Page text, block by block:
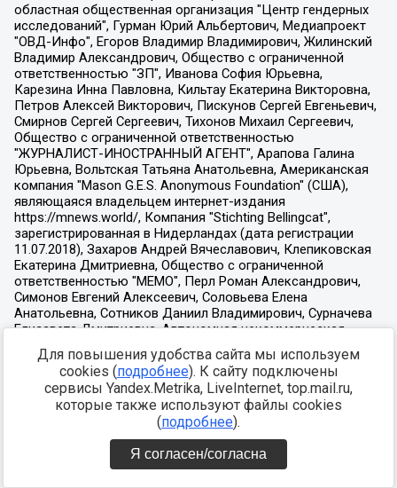
Для повышения удобства сайта мы используем
cookies (подробнее). К сайту подключены
сервисы Yandex.Metrika, LiveInternet, top.mail.ru,
которые также используют файлы cookies
(подробнее).
Я согласен/согласна